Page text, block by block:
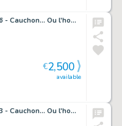
Planche originale n°86 - Cauchon... Ou l'homme qui tua Jeanne d'Arc
available
€2,500
Planche originale n°53 - Cauchon... Ou l'homme qui tua Jeanne d'Arc